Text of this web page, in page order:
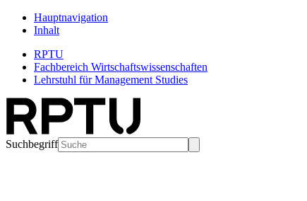
Hauptnavigation
Inhalt
RPTU
Fachbereich Wirtschaftswissenschaften
Lehrstuhl für Management Studies
Suchbegriff